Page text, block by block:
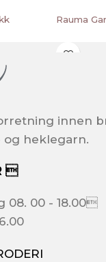
Rauma
innen
heklegarn.

08. 00 - 18.00